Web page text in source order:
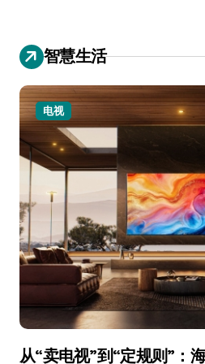
智慧生活
电视
从“卖电视”到“定规则”：